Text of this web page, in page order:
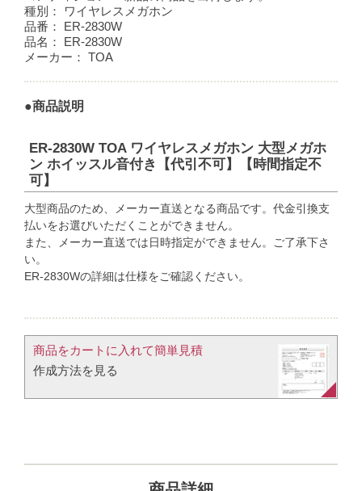
種別：
ワイヤレスメガホン
品番：
ER-2830W
品名：
ER-2830W
メーカー：
TOA
●商品説明
ER-2830W TOA ワイヤレスメガホン 大型メガホ
ン ホイッスル音付き【代引不可】【時間指定不
可】
大型商品のため、メーカー直送となる商品です。代金引換支
払いをお選びいただくことができません。
また、メーカー直送では日時指定ができません。ご了承下さ
い。
ER-2830Wの詳細は仕様をご確認ください。
商品をカートに入れて簡単見積​
作成方法を見る​​